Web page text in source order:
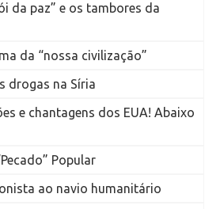
da paz” e os tambores da
da “nossa civilização”
drogas na Síria
e chantagens dos EUA! Abaixo
Popular
ao navio humanitário